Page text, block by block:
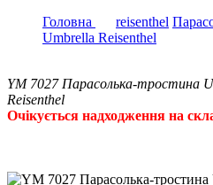
Головна
reisenthel
Umbrella Reisenthel
YM 7027 Парасолька-тростина
Reisenthel
Очікується надходження на